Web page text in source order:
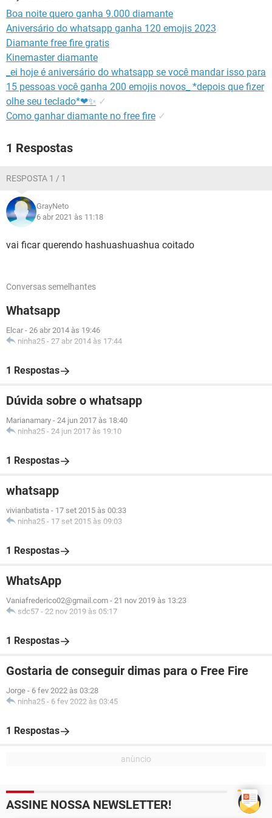
GUIA DE COMPRAS
Boa noite quero ganha 9.000 diamante
Aniversário do whatsapp ganha 120 emojis 2023
Diamante free fire gratis
Kinemaster diamante
_ei hoje é aniversário do whatsapp se você mandar isso para
15 pessoas você ganha 200 emojis novos_ *depois que fizer
olhe seu teclado*❤✨ ✓
Como ganhar diamante no free fire ✓
1 Respostas
RESPOSTA 1 / 1
GrayNeto
6 abr 2021 às 11:18
vai ficar querendo hashuashuashua coitado
Conversas semelhantes
Whatsapp
Elcar - 26 abr 2014 às 19:46
ninha25 - 27 abr 2014 às 17:44
1 Respostas
Dúvida sobre o whatsapp
Marianamary - 24 jun 2017 às 18:40
ninha25 - 24 jun 2017 às 19:10
1 Respostas
whatsapp
vivianbatista - 17 set 2015 às 00:33
ninha25 - 17 set 2015 às 09:03
1 Respostas
WhatsApp
Vaniafrederico02@gmail.com - 21 nov 2019 às 13:23
sdc57 - 22 nov 2019 às 05:17
1 Respostas
Gostaria de conseguir dimas para o Free Fire
Jorge - 6 fev 2022 às 03:28
ninha25 - 6 fev 2022 às 03:45
1 Respostas
ASSINE NOSSA NEWSLETTER!